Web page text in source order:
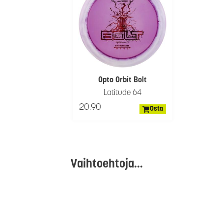
Opto Orbit Bolt
Latitude 64
20.90 Osta
Vaihtoehtoja...